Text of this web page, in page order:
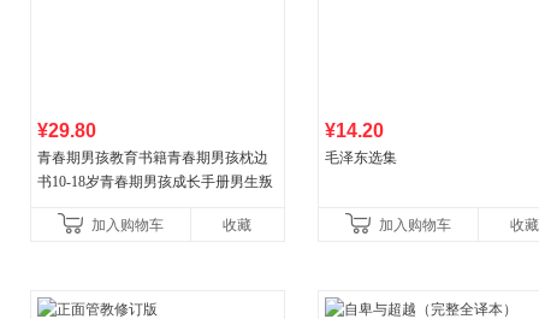
¥29.80
青春期男孩教育书籍青春期男孩枕边
书10-18岁青春期男孩成长手册男生叛
育书
加入购物车 收藏
¥14.20
毛泽东选集
加入购物车 收藏